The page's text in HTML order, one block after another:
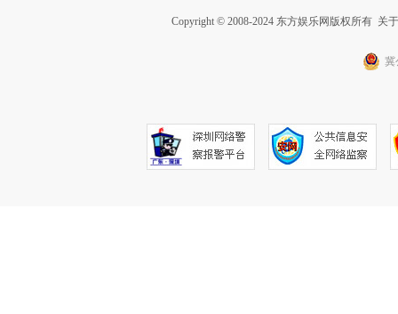
Copyright © 2008-2024 东方娱乐网版权所有 关
冀